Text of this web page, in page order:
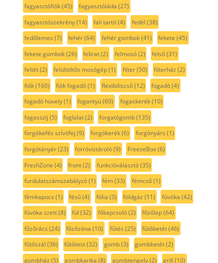
fagyasztófiók(45) fagyasztóláda (27)
fagyasztószekrény(14) fali tartó(4) fedél (38)
fedőlemez (7) fehér(64) fehér gombok(41) fekete (45)
fekete gombok(26) felirat(2) felmosó(2) felső(31)
feltét(2) felültöltős mosógép(1) filter(50) filterház (2)
fiók(160) fiók fogadó(1) flexibiliscső(12) fogadó(4)
fogadó hüvely(1) fogantyú(60) fogaskerék(10)
fogasszíj (5) foglalat(2) forgatógomb(135)
forgókefés szívófej (9) forgókerék(6) forgónyárs (1)
forgótányér(23) forróvíztároló(9) FreezeBox(6)
FreshZone (4) front(2) funkcióválasztó(35)
furdulatszámszabályzó(1) fém(33) fémcső(1)
fémkapocs (1) fésű(4) fólia (3) földgáz (11) fúvóka (42)
fúvóka szett(8) fül (32) főkapcsoló(2) főzőlap(64)
főzőrács (24) főzőzóna (10) fűtés (25) fűtőbetét(46)
fűtőszál (36) fűtőtest(32) gomb(3) gombbetét(2)
gombház (5) gombkarika (8) gombtengely(2) grill (10)